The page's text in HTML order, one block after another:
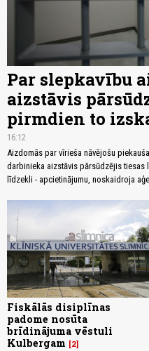
Par slepkavību
aizstāvis
pirmdien to
16:12
Aizdomās par vīrieša nāvējošu
darbinieka aizstāvis pārsūdzējis
līdzekli - apcietinājumu, noskaidroja
Fiskālās disiplīnas
padome nosūta
brīdinājuma vēstuli
Kulbergam
2